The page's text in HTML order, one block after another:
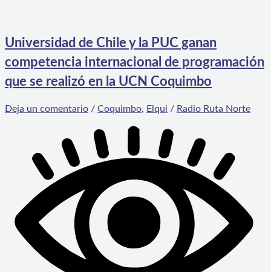
Universidad de Chile y la PUC ganan
competencia internacional de programación
que se realizó en la UCN Coquimbo
Deja un comentario / Coquimbo, Elqui / Radio Ruta Norte